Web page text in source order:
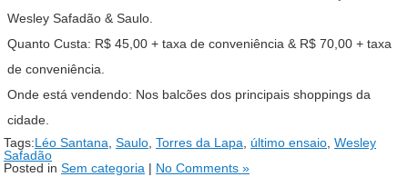
Wesley Safadão & Saulo.
Quanto Custa: R$ 45,00 + taxa de conveniência & R$ 70,00 + taxa
de conveniência.
Onde está vendendo: Nos balcões dos principais shoppings da
cidade.
Tags:Léo Santana Saulo Torres da Lapa último ensaio Wesley
Safadão
Posted in Sem categoria | No Comments »